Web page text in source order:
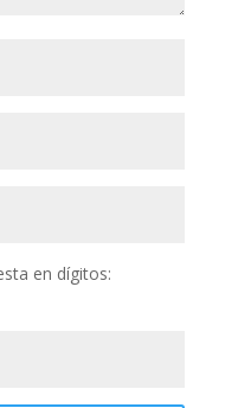
en dígitos: